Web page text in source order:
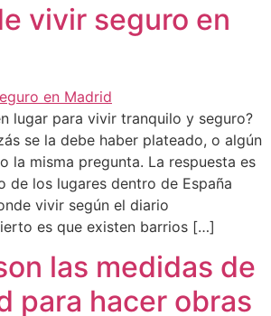
vivir seguro en
lugar para vivir tranquilo y seguro?
se la debe haber plateado, o algún
la misma pregunta. La respuesta es
de los lugares dentro de España
vivir según el diario
es que existen barrios […]
las medidas de
para hacer obras